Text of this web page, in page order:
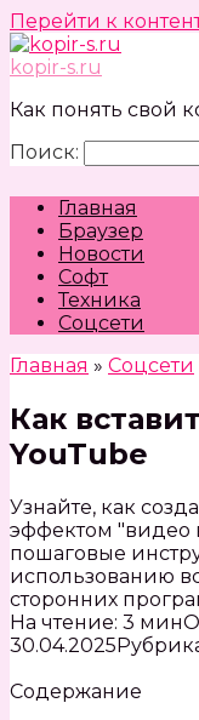
Перейти к
kopir-s.ru
Как понять свой
Поиск:
Главная
Браузер
Новости
Софт
Техника
Соцсети
Главная » Соцсети
Как
YouTube
Узнайте, как
эффектом "видео
пошаговые
использованию
сторонних
На чтение: 3 мин
30.04.2025
Содержание